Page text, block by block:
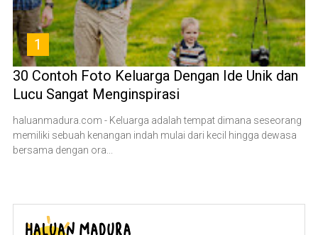
1
30 Contoh Foto Keluarga Dengan Ide Unik dan
Lucu Sangat Menginspirasi
haluanmadura.com - Keluarga adalah tempat dimana seseorang
memiliki sebuah kenangan indah mulai dari kecil hingga dewasa
bersama dengan ora...